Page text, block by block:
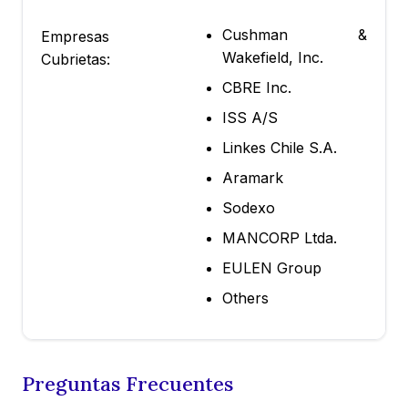
Empresas
Cubrietas:
Cushman &
Wakefield, Inc.
CBRE Inc.
ISS A/S
Linkes Chile S.A.
Aramark
Sodexo
MANCORP Ltda.
EULEN Group
Others
Preguntas Frecuentes